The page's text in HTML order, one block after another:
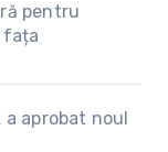
pentru
fața
aprobat noul